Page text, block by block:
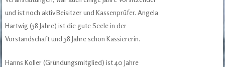
und ist noch aktiv Beisitzer und Kassenprüfer. Angela
Hartwig (38 Jahre) ist die gute Seele in der
Vorstandschaft und 38 Jahre schon Kassiererin.
Hanns Koller (Gründungsmitglied) ist 40 Jahre